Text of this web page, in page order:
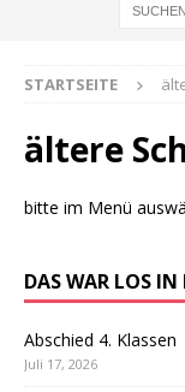
STARTSEITE
ältere
bitte im Menü
DAS WAR LOS IN
Abschied 4. Klassen
Juli 17, 2026